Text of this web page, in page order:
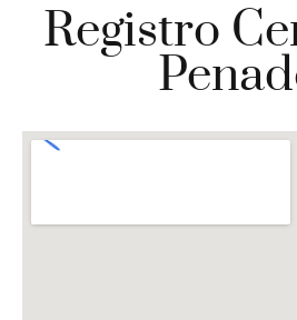
Registro